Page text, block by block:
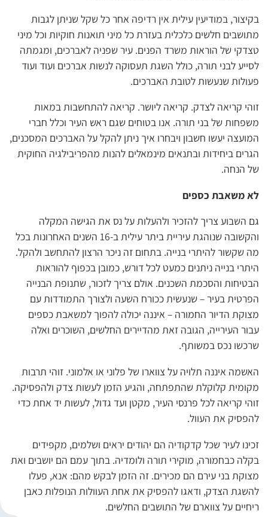
בקיצור, במודיעין עילית אין רדיפה אחר כל שקל שניתן לגבות
מתושבים חלשים כלכלית בעזרת כל מיני תואנות חוקיות וכל מיני
טצדקי של הוראות משרד הפנים. עיר שפניה לאברכים, ומגמתה
לסייע לבני תורה, כולל השגת תעסוקה לנשות אברכים ועוד ועוד
פעולות שנעשות לטובת האברכים.
זוהי קריאה לצדק. קריאה ליושר. קריאה להתחשבות במאות
משפחות של בני תורה. אנו בטוחים שגם ראש העיר וכלל חברי
המועצה יעשו חשבון ויבחרו איך ניתן להקל על האברכים המסכנים,
הגרים ביחידות ובתנאים מינמאלים להנות מהפריבילגיה החוקית
של הנחה.
לא משאבת כספים
גם השבוע צריך להזכיר ולהעלות על נס את הגישה המקלה
והקשובה שנוהגת עיריית ביתר עילית ב-16 השנים האחרונות בכל
מה שקשור להיתרי בנייה. בתחום זה ניכר הרצון להתחשב ולהקל.
היתרי בנייה ניתנים כמעט לכל דורש, כמובן בכפוף להוראות
הבטיחות והסכמת השכנים. אולם צריך לזכור, שתנופת הבנייה
הפרטית בעיר – שנעשית ככורח השעה ולצורך התמודדות עם
מצוקת הדיור החמורה – איננה יכולה להפוך למשאבת כספים
עבור העירייה, הגובה זאת מהדיירים החלשים, השוכרים ואלה
שרכשו נכס במשותף.
האשמה איננה תלויה על צווארו של פלוני או אלמוני. זוהי תרבות
מקומית קלוקלת שהתפתחה, והגיע הזמן לעשות צדק ולהפסיקה.
זוהי קריאה לכל פרנסי העיר, מקטן ועד גדול, לעשות יד אחת כדי
להפסיק את העוול.
זכינו לעיר שכל קדקודיה הם יהודים יראים ושלמים, מקפידים
בקלה כבחמורה, מוקירי תורה ולומדיה. בתוך עמם הם יושבים ואת
מצוקת בני עירם הם מכירים. זה הזמן לבקש מהם: אנא, פעלו
להשגת הצדק, ודאגו להפסיק את אחת העוולות הנופלות כאבן
ריחיים על צווארם של התושבים החלשים.